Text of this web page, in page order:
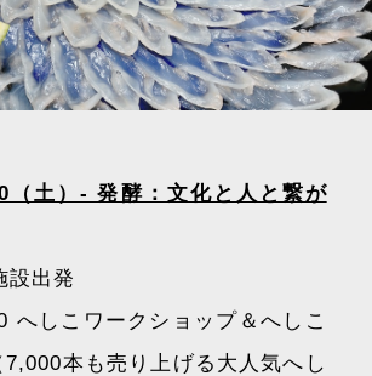
（土）- 発酵：文化と人と繋が
設出発
へしこワークショップ＆へしこ
本も売り上げる大人気へし